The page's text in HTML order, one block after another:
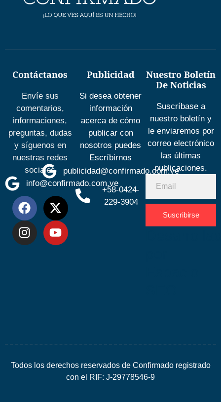
Contáctanos
Envíe sus
comentarios,
informaciones,
preguntas, dudas
y síguenos en
nuestras redes
sociales
info@confirmado.com.ve
Publicidad
Si desea obtener
información
acerca de cómo
publicar con
nosotros puedes
Escríbirnos
publicidad@confirmado.com.ve
+58-0424-
229-3904
Nuestro Boletín
De Noticias
Suscríbase a
nuestro boletín y
le enviaremos por
correo electrónico
las últimas
publicaciones.
Suscribirse
Todos los derechos reservados de Confirmado registrado
con el RIF: J-29778546-9